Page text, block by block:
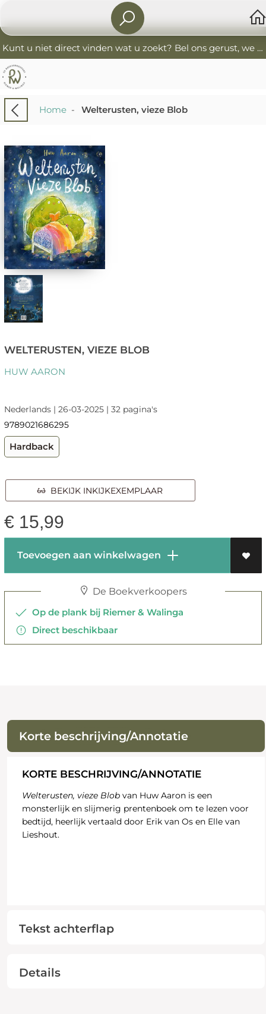
Kunt u niet direct vinden wat u zoekt? Bel ons gerust, we helpen u graag. 0341-552405 De Boekverkoopers
Home- Welterusten, vieze Blob
WELTERUSTEN, VIEZE BLOB
HUW AARON
Nederlands | 26-03-2025 | 32 pagina's
9789021686295
Hardback
BEKIJK INKIJKEXEMPLAAR
€ 15,99
Toevoegen aan winkelwagen
De Boekverkoopers
Op de plank bij Riemer & Walinga
Direct beschikbaar
Korte beschrijving/Annotatie
KORTE BESCHRIJVING/ANNOTATIE
Welterusten, vieze Blob van Huw Aaron is een
monsterlijk en slijmerig prentenboek om te lezen voor
bedtijd, heerlijk vertaald door Erik van Os en Elle van
Lieshout.
Tekst achterflap
Details